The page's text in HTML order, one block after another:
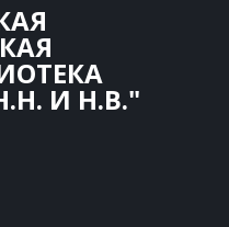
И Н.В."